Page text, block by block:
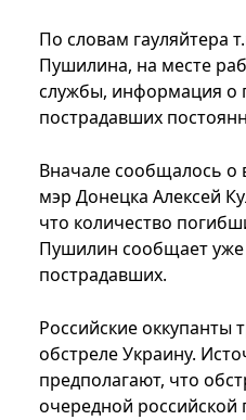
По словам гауляйтера
Пушилина, на месте
службы, информация о
пострадавших
Вначале сообщалось
мэр Донецка Алексей
что количество
Пушилин сообщает
пострадавших.
Российские
обстреле Украину.
предполагают, что
очередной российской